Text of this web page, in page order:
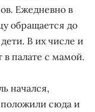
Ежедневно в
обращается до
В их числе и
в палате с мамой.
начался,
сюда и